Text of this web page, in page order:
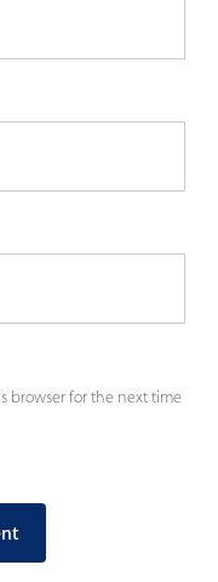
browser for the next time